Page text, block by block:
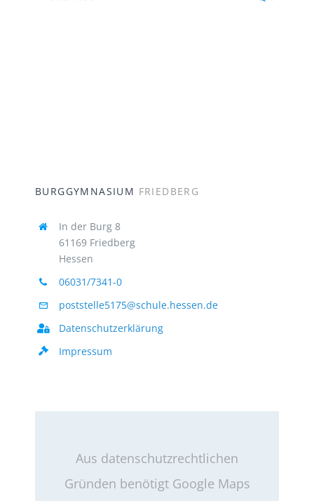
BURGGYMNASIUM FRIEDBERG
In der Burg 8
61169 Friedberg
Hessen
06031/7341-0
poststelle5175@schule.hessen.de
Datenschutzerklärung
Impressum
Aus datenschutzrechtlichen
Gründen benötigt Google Maps